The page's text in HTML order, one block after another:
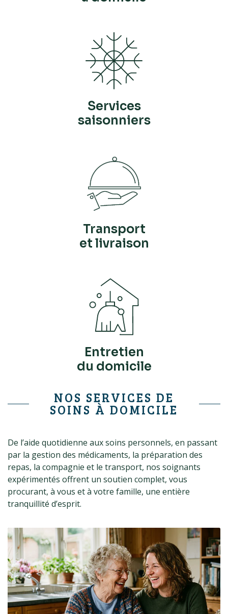
Services
saisonniers
Transport
et livraison
Entretien
du domicile
NOS SERVICES DE
SOINS À DOMICILE
De l’aide quotidienne aux soins personnels, en passant
par la gestion des médicaments, la préparation des
repas, la compagnie et le transport, nos soignants
expérimentés offrent un soutien complet, vous
procurant, à vous et à votre famille, une entière
tranquillité d’esprit.